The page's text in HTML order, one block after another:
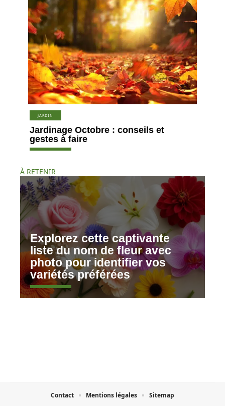
JARDIN
Jardinage Octobre : conseils et
gestes à faire
À RETENIR
Explorez cette captivante
liste du nom de fleur avec
photo pour identifier vos
variétés préférées
Contact Mentions légales Sitemap